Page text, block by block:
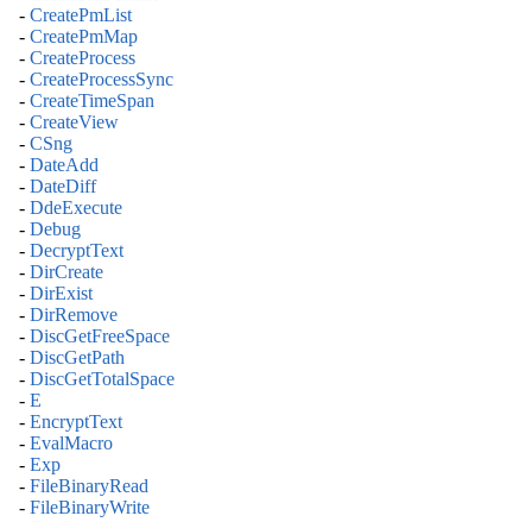
- CreatePmList
- CreatePmMap
- CreateProcess
- CreateProcessSync
- CreateTimeSpan
- CreateView
- CSng
- DateAdd
- DateDiff
- DdeExecute
- Debug
- DecryptText
- DirCreate
- DirExist
- DirRemove
- DiscGetFreeSpace
- DiscGetPath
- DiscGetTotalSpace
- E
- EncryptText
- EvalMacro
- Exp
- FileBinaryRead
- FileBinaryWrite